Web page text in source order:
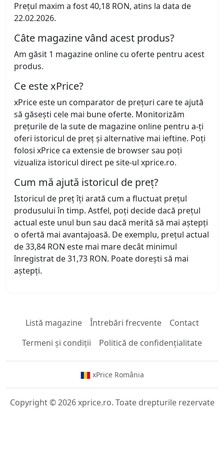
Prețul maxim a fost 40,18 RON, atins la data de
22.02.2026.
Câte magazine vând acest produs?
Am găsit 1 magazine online cu oferte pentru acest
produs.
Ce este xPrice?
xPrice este un comparator de prețuri care te ajută
să găsești cele mai bune oferte. Monitorizăm
prețurile de la sute de magazine online pentru a-ți
oferi istoricul de preț și alternative mai ieftine. Poți
folosi xPrice ca extensie de browser sau poți
vizualiza istoricul direct pe site-ul xprice.ro.
Cum mă ajută istoricul de preț?
Istoricul de preț îți arată cum a fluctuat prețul
produsului în timp. Astfel, poți decide dacă prețul
actual este unul bun sau dacă merită să mai aștepți
o ofertă mai avantajoasă. De exemplu, prețul actual
de 33,84 RON este mai mare decât minimul
înregistrat de 31,73 RON. Poate dorești să mai
aștepți.
Listă magazine Întrebări frecvente
Contact
Termeni și condiții
Politică de confidențialitate
xPrice România
Copyright © 2026 xprice.ro. Toate drepturile rezervate